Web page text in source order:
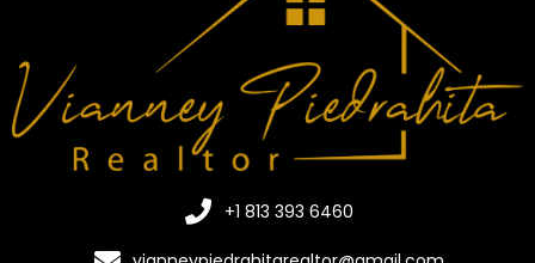
+1 813 393 6460